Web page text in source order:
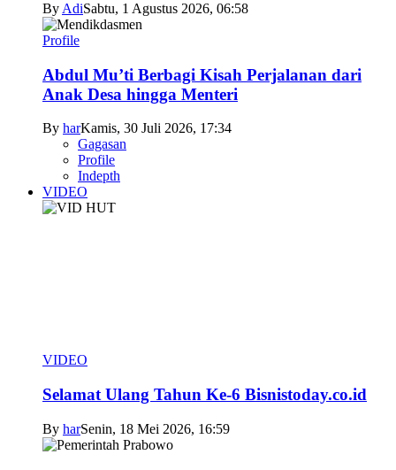
By AdiSabtu, 1 Agustus 2026, 06:58
Profile
Abdul Mu’ti Berbagi Kisah Perjalanan dari
Anak Desa hingga Menteri
By harKamis, 30 Juli 2026, 17:34
Gagasan
Profile
Indepth
VIDEO
VIDEO
Selamat Ulang Tahun Ke-6 Bisnistoday.co.id
By harSenin, 18 Mei 2026, 16:59